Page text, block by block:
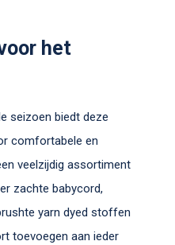
het
seizoen biedt deze
comfortabele en
veelzijdig assortiment
zachte babycord,
yarn dyed stoffen
toevoegen aan ieder